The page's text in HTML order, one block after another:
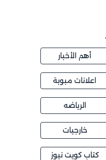
أهم الأخبار
اعلانات مبوبة
الرياضه
خارجيات
كتاب كويت نيوز